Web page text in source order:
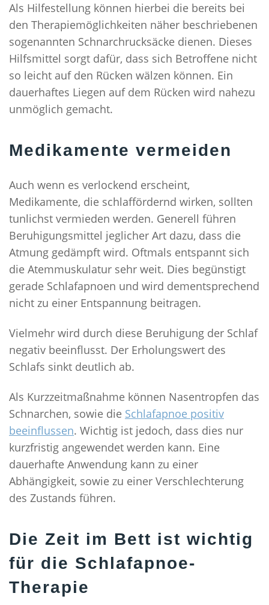
Als Hilfestellung können hierbei die bereits bei
den Therapiemöglichkeiten näher beschriebenen
sogenannten Schnarchrucksäcke dienen. Dieses
Hilfsmittel sorgt dafür, dass sich Betroffene nicht
so leicht auf den Rücken wälzen können. Ein
dauerhaftes Liegen auf dem Rücken wird nahezu
unmöglich gemacht.
Medikamente vermeiden
Auch wenn es verlockend erscheint,
Medikamente, die schlaffördernd wirken, sollten
tunlichst vermieden werden. Generell führen
Beruhigungsmittel jeglicher Art dazu, dass die
Atmung gedämpft wird. Oftmals entspannt sich
die Atemmuskulatur sehr weit. Dies begünstigt
gerade Schlafapnoen und wird dementsprechend
nicht zu einer Entspannung beitragen.
Vielmehr wird durch diese Beruhigung der Schlaf
negativ beeinflusst. Der Erholungswert des
Schlafs sinkt deutlich ab.
Als Kurzzeitmaßnahme können Nasentropfen das
Schnarchen, sowie die Schlafapnoe positiv
beeinflussen. Wichtig ist jedoch, dass dies nur
kurzfristig angewendet werden kann. Eine
dauerhafte Anwendung kann zu einer
Abhängigkeit, sowie zu einer Verschlechterung
des Zustands führen.
Die Zeit im Bett ist wichtig
für die Schlafapnoe-
Therapie